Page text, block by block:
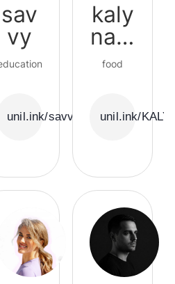
sav
vy
unil.ink/savvy
kaly
nalu
blin
food
unil.ink/